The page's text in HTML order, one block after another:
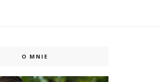
O MNIE